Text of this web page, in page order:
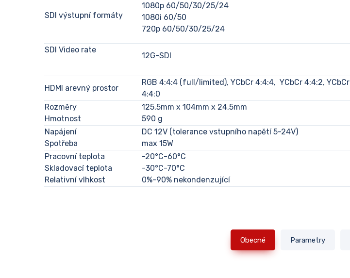
SDI výstupní formáty
1080p 60/50/30/25/24
1080i 60/50
720p 60/50/30/25/24
SDI Video rate
12G-SDI
HDMI arevný prostor
RGB 4:4:4 (full/limited), YCbCr 4:4:4, YCbCr 4:4:2, YCbCr
4:4:0
Rozměry
Hmotnost
125,5mm x 104mm x 24,5mm
590 g
Napájení
Spotřeba
DC 12V (tolerance vstupního napětí 5-24V)
max 15W
Pracovní teplota
Skladovací teplota
Relativní vlhkost
-20°C-60°C
-30°C-70°C
0%-90% nekondenzující
Obecné Parametry